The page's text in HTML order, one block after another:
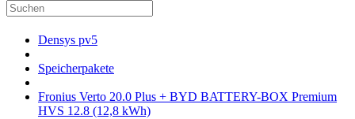
Densys pv5
Speicherpakete
Fronius Verto 20.0 Plus + BYD BATTERY-BOX Premium
HVS 12.8 (12,8 kWh)